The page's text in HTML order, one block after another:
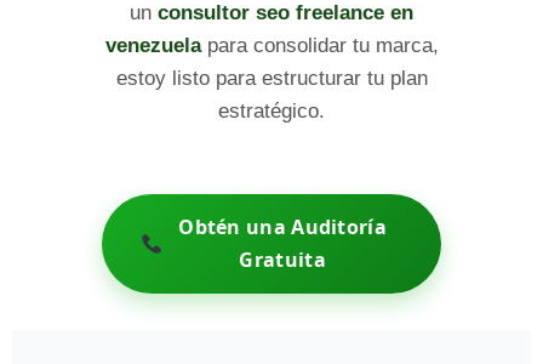
un consultor seo freelance en
venezuelapara consolidar tu marca,
estoy listo para estructurar tu plan
estratégico.
Obtén una Auditoría
Gratuita